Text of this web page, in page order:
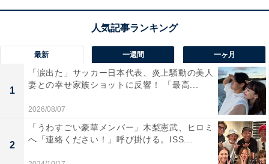
最新 一週間 一ヶ月
1
「涙出た」サッカー日本代表、炎上騒動の美人
妻との幸せ家族ショットに反響！ 「最高...
2026/08/07
2
「うわすごい豪華メンバー」木梨憲武、ヒロミ
へ「連絡ください！」呼び掛ける。ISS...